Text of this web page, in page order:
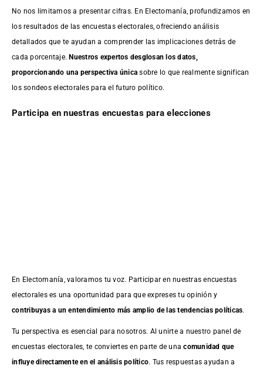
No nos limitamos a presentar cifras. En Electomanía, profundizamos en
los resultados de las encuestas electorales, ofreciendo análisis
detallados que te ayudan a comprender las implicaciones detrás de
cada porcentaje.Nuestros expertos desglosan los datos,
proporcionando una perspectiva única sobre lo que realmente significan
los sondeos electorales para el futuro político.
Participa en nuestras encuestas para elecciones
En Electomanía, valoramos tu voz. Participar en nuestras encuestas
electorales es una oportunidad para que expreses tu opinión y
contribuyas a un entendimiento más amplio de las tendencias políticas.
Tu perspectiva es esencial para nosotros. Al unirte a nuestro panel de
encuestas electorales, te conviertes en parte de unacomunidad que
influye directamente en el análisis político. Tus respuestas ayudan a